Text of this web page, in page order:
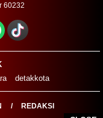
60232
detakkota
REDAKSI